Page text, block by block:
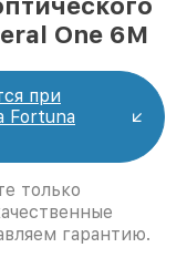
One 6M
при
Fortuna
только
гарантию.